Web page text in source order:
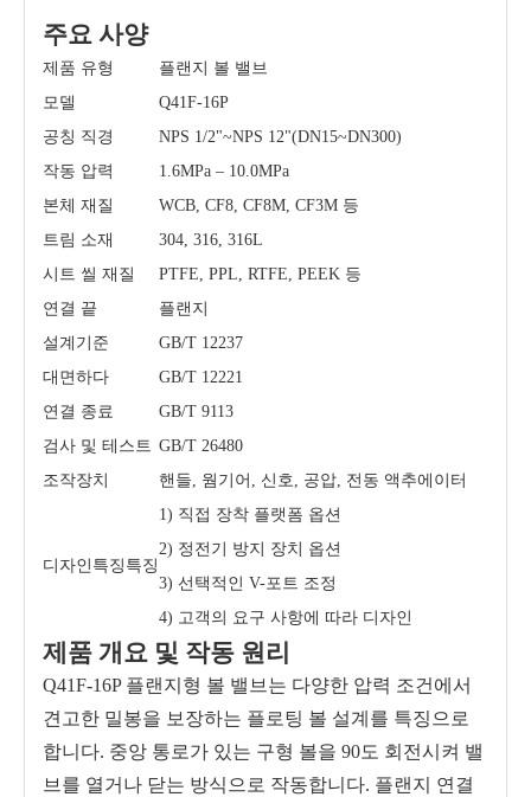
주요 사양
제품 유형
플랜지 볼 밸브
모델
Q41F-16P
공칭 직경
NPS 1/2"~NPS 12"(DN15~DN300)
작동 압력
1.6MPa – 10.0MPa
본체 재질
WCB, CF8, CF8M, CF3M 등
트림 소재
304, 316, 316L
시트 씰 재질
PTFE, PPL, RTFE, PEEK 등
연결 끝
플랜지
설계기준
GB/T 12237
대면하다
GB/T 12221
연결 종료
GB/T 9113
검사 및 테스트 GB/T 26480
조작장치
핸들, 웜기어, 신호, 공압, 전동 액추에이터
디자인특징특징
1) 직접 장착 플랫폼 옵션
2) 정전기 방지 장치 옵션
3) 선택적인 V-포트 조정
4) 고객의 요구 사항에 따라 디자인
제품 개요 및 작동 원리
Q41F-16P 플랜지형 볼 밸브는 다양한 압력 조건에서
견고한 밀봉을 보장하는 플로팅 볼 설계를 특징으로
합니다. 중앙 통로가 있는 구형 볼을 90도 회전시켜 밸
브를 열거나 닫는 방식으로 작동합니다. 플랜지 연결